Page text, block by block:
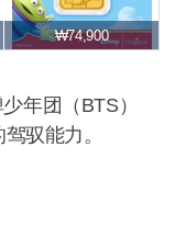
₩74,900
年团（BTS）
驭能力。